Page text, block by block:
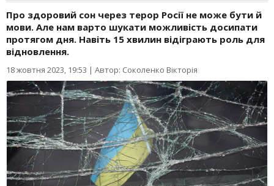
Про здоровий сон через терор Росії не може бути й
мови. Але нам варто шукати можливість досипати
протягом дня. Навіть 15 хвилин відіграють роль для
відновлення.
18 жовтня 2023, 19:53 | Автор: Соколенко Вікторія